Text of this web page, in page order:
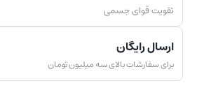
تقویت قوای جسمی
ارسال رایگان
برای سفارشات بالای سه میلیون تومان